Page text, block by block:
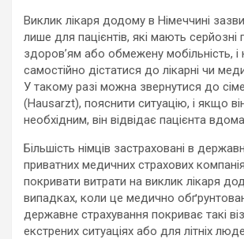
Виклик лікаря додому в Німеччині
лише для пацієнтів, які мають серйозні
здоров’ям або обмежену мобільність,
самостійно дістатися до лікарні чи
У такому разі можна звернутися до
(Hausarzt), пояснити ситуацію, і якщо
необхідним, він відвідає пацієнта
Більшість німців застраховані в
приватних медичних страхових
покривати витрати на виклик лікаря
випадках, коли це медично
державне страхування покриває такі
екстрених ситуаціях або для літніх